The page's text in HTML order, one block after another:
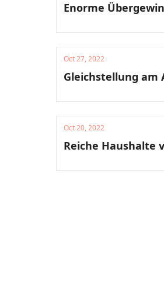
Enorme
Oct 27, 2022
Gleichstellung
Oct 20, 2022
Reiche Haushalte